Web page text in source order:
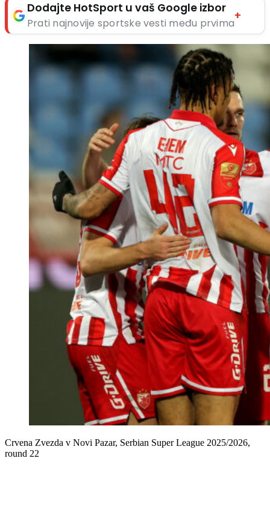
Dodajte HotSport u vaš Google izbor
Prati najnovije sportske vesti među prvima
+
Crvena Zvezda v Novi Pazar, Serbian Super League 2025/2026,
round 22